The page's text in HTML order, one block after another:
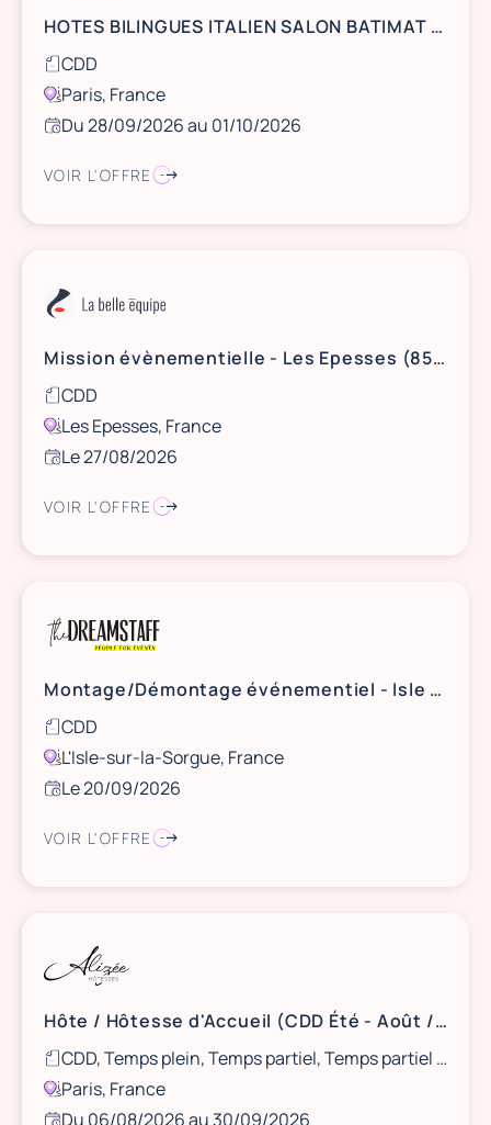
HOTES BILINGUES ITALIEN SALON BATIMAT A PORTE DE VERSAILLES DU 28 SEPTEMBRE AU 1er OCTOBRE
CDD
Paris, France
Du 28/09/2026 au 01/10/2026
VOIR L'OFFRE
Mission évènementielle - Les Epesses (85) - Puy du Fou - le 27 août 2026
CDD
Les Epesses, France
Le 27/08/2026
VOIR L'OFFRE
Montage/Démontage événementiel - Isle sur la Sorgue - 20/09
CDD
L'Isle-sur-la-Sorgue, France
Le 20/09/2026
VOIR L'OFFRE
Hôte / Hôtesse d'Accueil (CDD Été - Août / Septembre)
CDD, Temps plein, Temps partiel, Temps partiel - matin, Temps partiel - après midi
Paris, France
Du 06/08/2026 au 30/09/2026